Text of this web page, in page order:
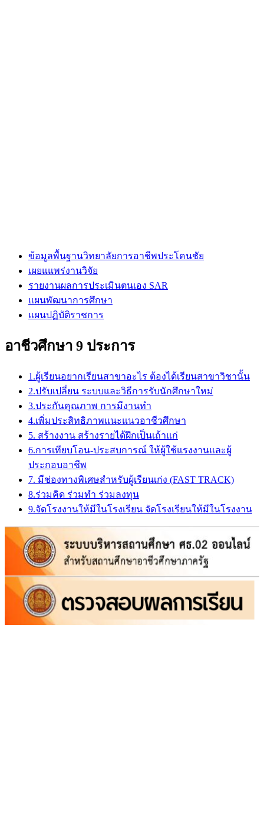
ข้อมูลพื้นฐานวิทยาลัยการอาชีพประโคนชัย
เผยแแพร่งานวิจัย
รายงานผลการประเมินตนเอง SAR
แผนพัฒนาการศึกษา
แผนปฏิบัติราชการ
อาชีวศึกษา 9 ประการ
1.ผู้เรียนอยากเรียนสาขาอะไร ต้องได้เรียนสาขาวิชานั้น
2.ปรับเปลี่ยน ระบบและวิธีการรับนักศึกษาใหม่
3.ประกันคุณภาพ การมีงานทำ
4.เพิ่มประสิทธิภาพแนะแนวอาชีวศึกษา
5. สร้างงาน สร้างรายได้ฝึกเป็นเถ้าแก่
6.การเทียบโอน-ประสบการณ์ ให้ผู้ใช้แรงงานและผู้
ประกอบอาชีพ
7. มีช่องทางพิเศษสำหรับผู้เรียนเก่ง (FAST TRACK)
8.ร่วมคิด ร่วมทำ ร่วมลงทุน
9.จัดโรงงานให้มีในโรงเรียน จัดโรงเรียนให้มีในโรงงาน